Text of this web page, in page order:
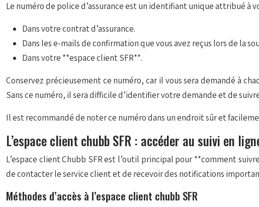
Le numéro de police d’assurance est un identifiant unique attribué à
Dans votre contrat d’assurance.
Dans les e-mails de confirmation que vous avez reçus lors de la
Dans votre **espace client SFR**.
Conservez précieusement ce numéro, car il vous sera demandé à
Sans ce numéro, il sera difficile d’identifier votre demande et de
Il est recommandé de noter ce numéro dans un endroit sûr et
L’espace client chubb SFR : accéder au suivi en
L’espace client Chubb SFR est l’outil principal pour **comment
de contacter le service client et de recevoir des notifications
Méthodes d’accès à l’espace client chubb SFR